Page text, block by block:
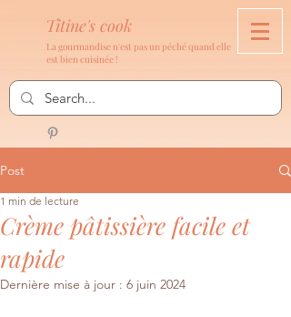
Titine's cook
La gourmandise n'est pas un péché quand elle
est bien cuisinée !
Post
Crème pâtissière facile et
rapide
1 min de lecture
Dernière mise à jour : 6 juin 2024